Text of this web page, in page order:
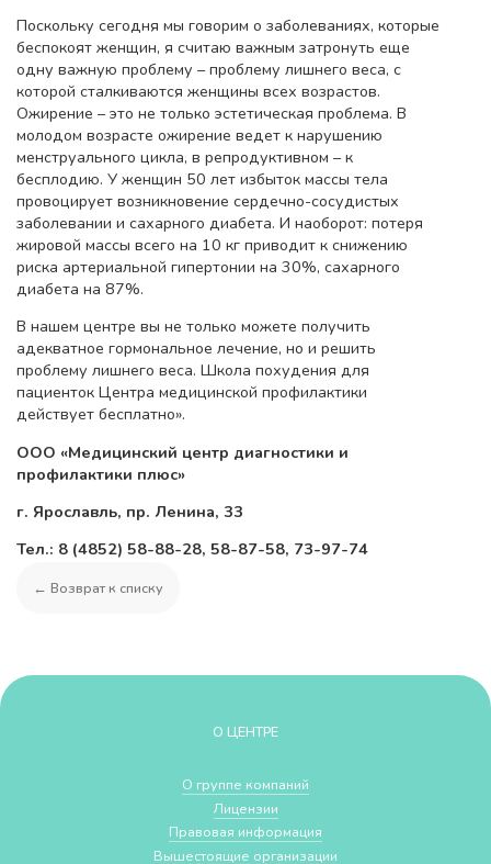
Поскольку сегодня мы говорим о заболеваниях, которые
беспокоят женщин, я считаю важным затронуть еще
одну важную проблему – проблему лишнего веса, с
которой сталкиваются женщины всех возрастов.
Ожирение – это не только эстетическая проблема. В
молодом возрасте ожирение ведет к нарушению
менструального цикла, в репродуктивном – к
бесплодию. У женщин 50 лет избыток массы тела
провоцирует возникновение сердечно-сосудистых
заболевании и сахарного диабета. И наоборот: потеря
жировой массы всего на 10 кг приводит к снижению
риска артериальной гипертонии на 30%, сахарного
диабета на 87%.
В нашем центре вы не только можете получить
адекватное гормональное лечение, но и решить
проблему лишнего веса. Школа похудения для
пациенток Центра медицинской профилактики
действует бесплатно».
ООО «Медицинский центр диагностики и
профилактики плюс»
г. Ярославль, пр. Ленина, 33
Тел.: 8 (4852) 58-88-28, 58-87-58, 73-97-74
← Возврат к списку
О ЦЕНТРЕ
О группе компаний
Лицензии
Правовая информация
Вышестоящие организации